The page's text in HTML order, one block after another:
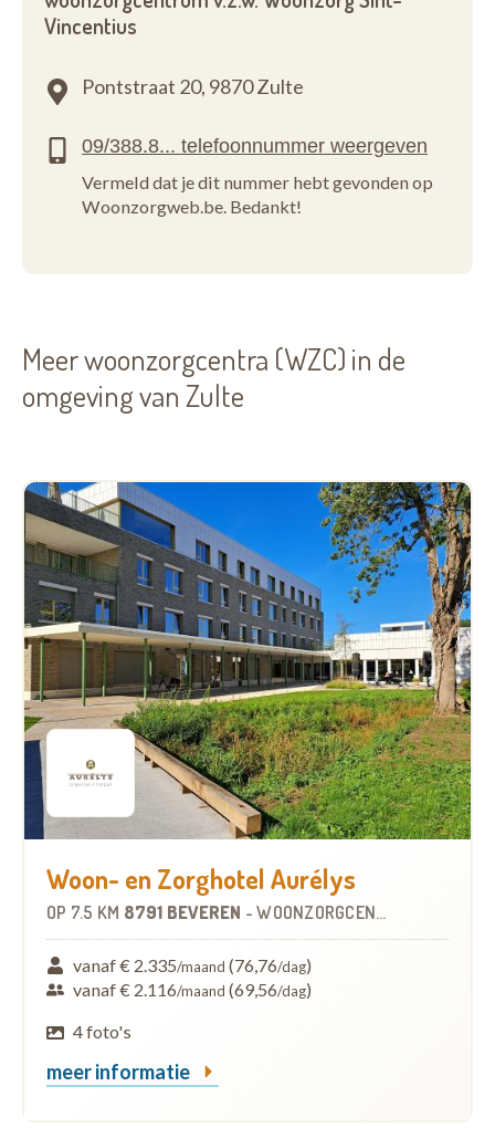
Vincentius
Pontstraat 20, 9870 Zulte
Vermeld dat je dit nummer hebt gevonden op
Woonzorgweb.be. Bedankt!
Meer woonzorgcentra (WZC) in de
omgeving van Zulte
Woon- en Zorghotel Aurélys
OP 7.5 KM 8791 BEVEREN -WOONZORGCENTRUM (WZC)
vanaf € 2.335/maand (76,76/dag)
vanaf € 2.116/maand (69,56/dag)
4 foto's
meer informatie